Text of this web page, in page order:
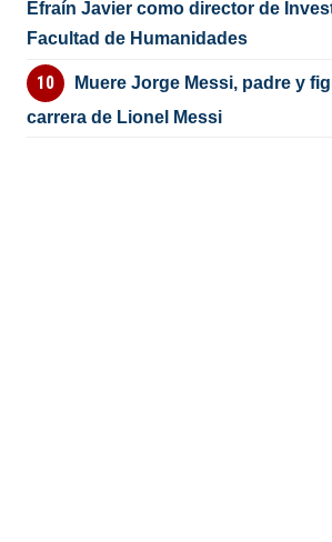
Efraín Javier como director de
Facultad de Humanidades
Muere Jorge Messi, padre y
carrera de Lionel Messi